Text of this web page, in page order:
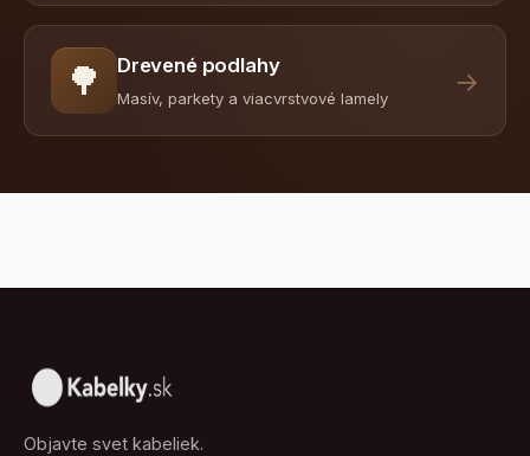
🌳 Drevené podlahy
Masív, parkety a viacvrstvové lamely
→
Objavte svet kabeliek.